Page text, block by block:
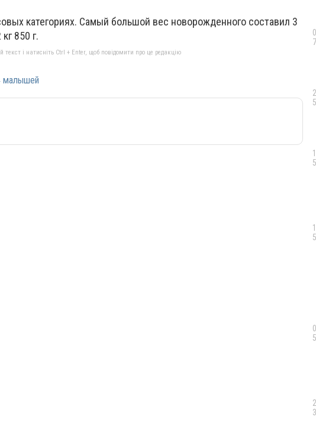
категориях. Самый большой вес новорожденного составил 3
850 г.
і натисніть Ctrl + Enter, щоб повідомити про це редакцію
малышей